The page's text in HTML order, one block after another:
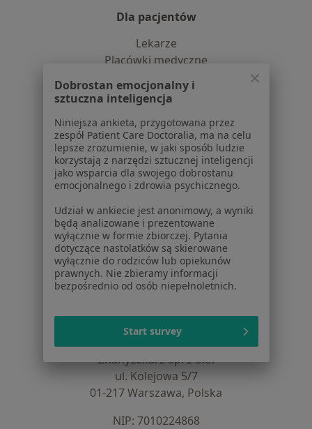
Dla pacjentów
Lekarze
Placówki medyczne
Usługi i zabiegi
Choroby
Pomoc
Aplikacje mobilne
Blog dla pacjentów
Dla profesjonalistów
Cennik
Dla lekarzy
Dla placówek medycznych
Noa Notes
nowość
Baza wiedzy
Centrum Pomocy dla Specjalisty
ZnanyLekarz - Strona główna
ZnanyLekarz Sp. z o.o.
ul. Kolejowa 5/7
01-217 Warszawa, Polska
NIP: ⁠7010224868
Dobrostan emocjonalny i
sztuczna inteligencja
Niniejsza ankieta, przygotowana przez
zespół Patient Care Doctoralia, ma na celu
lepsze zrozumienie, w jaki sposób ludzie
korzystają z narzędzi sztucznej inteligencji
jako wsparcia dla swojego dobrostanu
emocjonalnego i zdrowia psychicznego.
Udział w ankiecie jest anonimowy, a wyniki
będą analizowane i prezentowane
wyłącznie w formie zbiorczej. Pytania
dotyczące nastolatków są skierowane
wyłącznie do rodziców lub opiekunów
prawnych. Nie zbieramy informacji
bezpośrednio od osób niepełnoletnich.
Start survey